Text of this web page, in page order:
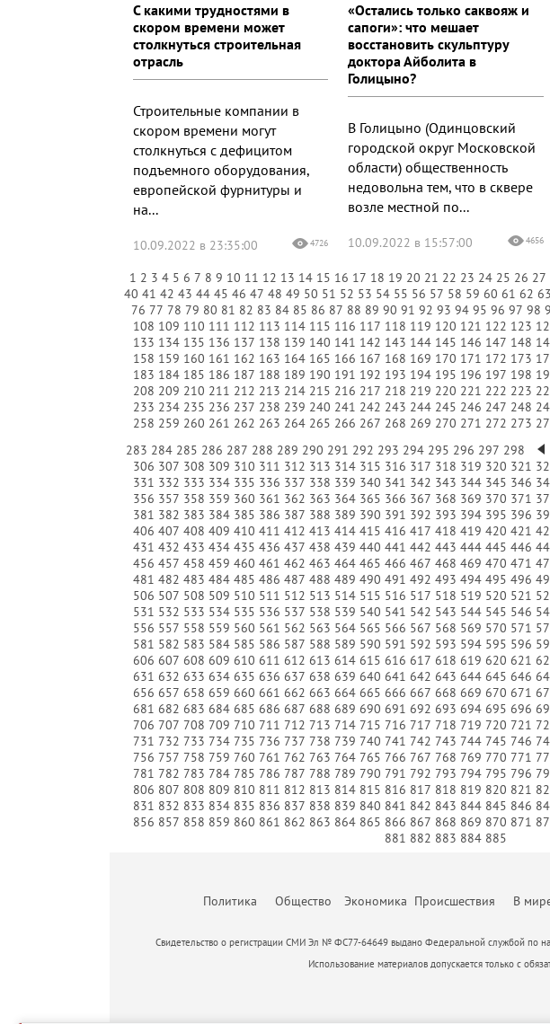
С какими трудностями в
скором времени может
столкнуться строительная
отрасль
Строительные компании в
скором времени могут
столкнуться с дефицитом
подъемного оборудования,
европейской фурнитуры и
на...
10.09.2022 в 23:35:00 4726
«Остались только саквояж и
сапоги»: что мешает
восстановить скульптуру
доктора Айболита в
Голицыно?
В Голицыно (Одинцовский
городской округ Московской
области) общественность
недовольна тем, что в сквере
возле местной по...
10.09.2022 в 15:57:00 4656
1 2 3 4 5 6 7 8 9 10 11 12 13 14 15 16 17 18 19 20 21 22 23 24 25 26 27
40 41 42 43 44 45 46 47 48 49 50 51 52 53 54 55 56 57 58 59 60 61 62 63
76 77 78 79 80 81 82 83 84 85 86 87 88 89 90 91 92 93 94 95 96 97 98
108 109 110 111 112 113 114 115 116 117 118 119 120 121 122 123
133 134 135 136 137 138 139 140 141 142 143 144 145 146 147 148
158 159 160 161 162 163 164 165 166 167 168 169 170 171 172 173
183 184 185 186 187 188 189 190 191 192 193 194 195 196 197 198
208 209 210 211 212 213 214 215 216 217 218 219 220 221 222 223
233 234 235 236 237 238 239 240 241 242 243 244 245 246 247 248
258 259 260 261 262 263 264 265 266 267 268 269 270 271 272 273
283 284 285 286 287 288 289 290 291 292 293 294 295 296 297 298
306 307 308 309 310 311 312 313 314 315 316 317 318 319 320 321
331 332 333 334 335 336 337 338 339 340 341 342 343 344 345 346
356 357 358 359 360 361 362 363 364 365 366 367 368 369 370 371
381 382 383 384 385 386 387 388 389 390 391 392 393 394 395 396
406 407 408 409 410 411 412 413 414 415 416 417 418 419 420 421
431 432 433 434 435 436 437 438 439 440 441 442 443 444 445 446
456 457 458 459 460 461 462 463 464 465 466 467 468 469 470 471
481 482 483 484 485 486 487 488 489 490 491 492 493 494 495 496
506 507 508 509 510 511 512 513 514 515 516 517 518 519 520 521
531 532 533 534 535 536 537 538 539 540 541 542 543 544 545 546
556 557 558 559 560 561 562 563 564 565 566 567 568 569 570 571
581 582 583 584 585 586 587 588 589 590 591 592 593 594 595 596
606 607 608 609 610 611 612 613 614 615 616 617 618 619 620 621
631 632 633 634 635 636 637 638 639 640 641 642 643 644 645 646
656 657 658 659 660 661 662 663 664 665 666 667 668 669 670 671
681 682 683 684 685 686 687 688 689 690 691 692 693 694 695 696
706 707 708 709 710 711 712 713 714 715 716 717 718 719 720 721
731 732 733 734 735 736 737 738 739 740 741 742 743 744 745 746
756 757 758 759 760 761 762 763 764 765 766 767 768 769 770 771
781 782 783 784 785 786 787 788 789 790 791 792 793 794 795 796
806 807 808 809 810 811 812 813 814 815 816 817 818 819 820 821
831 832 833 834 835 836 837 838 839 840 841 842 843 844 845 846
856 857 858 859 860 861 862 863 864 865 866 867 868 869 870 871
881 882 883 884 885
Политика Общество Экономика Происшествия В
Свидетельство о регистрации СМИ Эл № ФС77-64649 выдано Федеральной службой по
Использование материалов допускается только с